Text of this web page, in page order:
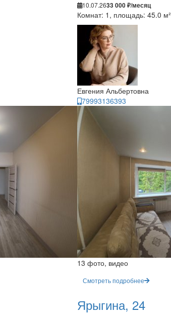
10.07.2633 000 ₽/месяц
Комнат: 1, площадь: 45.0 м²
Евгения Альбертовна
79993136393
13 фото, видео
Смотреть подробнее
Ярыгина, 24